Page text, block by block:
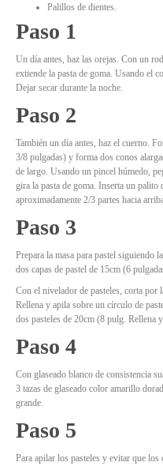
Palillos de dientes.
Paso 1
Un día antes, haz las orejas. Con un
extiende la pasta de goma. Usando el
Dejar secar durante la noche.
Paso 2
También un día antes, haz el cuerno.
3/8 pulgadas) y forma dos conos
de largo. Usando un pincel húmedo,
gira la pasta de goma. Inserta un palito
aproximadamente 2/3 partes hacia
Paso 3
Prepara la masa para pastel siguiendo
dos capas de pastel de 15cm (6
Con el nivelador de pasteles, corta por
Rellena y apila sobre un círculo de
dos pasteles de 20cm (8 pulg. Rellena
Paso 4
Con glaseado blanco de consistencia
3 tazas de glaseado color amarillo
grande.
Paso 5
Para apilar los pasteles y evitar que